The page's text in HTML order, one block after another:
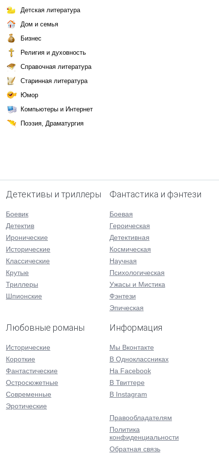
Детская литература
Дом и семья
Бизнес
Религия и духовность
Справочная литература
Старинная литература
Юмор
Компьютеры и Интернет
Поэзия, Драматургия
Детективы и триллеры
Боевик
Детектив
Иронические
Исторические
Классические
Крутые
Триллеры
Шпионские
Фантастика и фэнтези
Боевая
Героическая
Детективная
Космическая
Научная
Психологическая
Ужасы и Мистика
Фэнтези
Эпическая
Любовные романы
Исторические
Короткие
Фантастические
Остросюжетные
Современные
Эротические
Информация
Мы Вконтакте
В Одноклассниках
На Facebook
В Твиттере
В Instagram
Правообладателям
Политика
конфиденциальности
Обратная связь